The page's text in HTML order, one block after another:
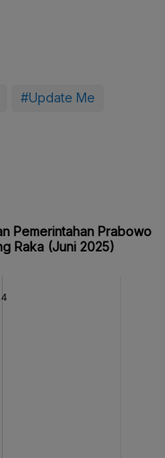
#Update Me